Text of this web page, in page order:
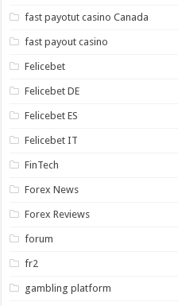
fast payotut casino Canada
fast payout casino
Felicebet
Felicebet DE
Felicebet ES
Felicebet IT
FinTech
Forex News
Forex Reviews
forum
fr2
gambling platform